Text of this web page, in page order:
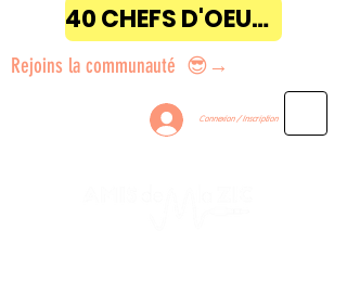
40 CHEFS D'OEUVRE
Rejoins la communauté 😎→
Connexion / Inscription